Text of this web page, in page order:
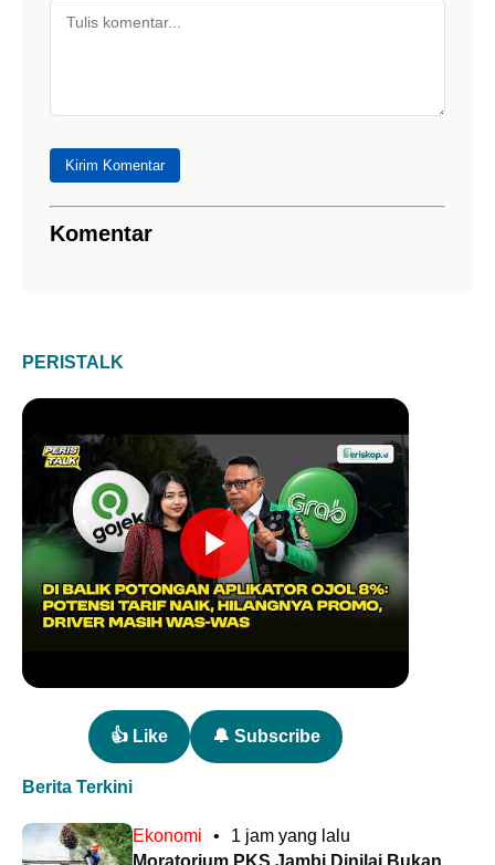
Kirim Komentar
Komentar
PERISTALK
👍 Like 🔔 Subscribe
Berita Terkini
Ekonomi •
1 jam yang lalu